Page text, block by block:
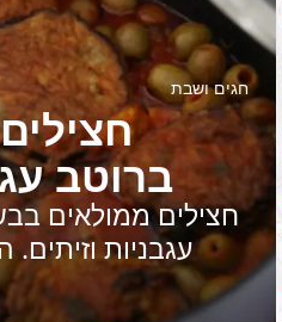
ברוטב
חגים ושבת
חצילים ממולאים
עגבניות